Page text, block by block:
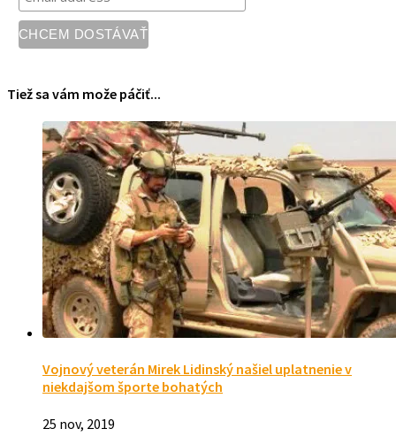
Tiež sa vám može páčiť...
Vojnový veterán Mirek Lidinský našiel uplatnenie v
niekdajšom športe bohatých
25 nov, 2019